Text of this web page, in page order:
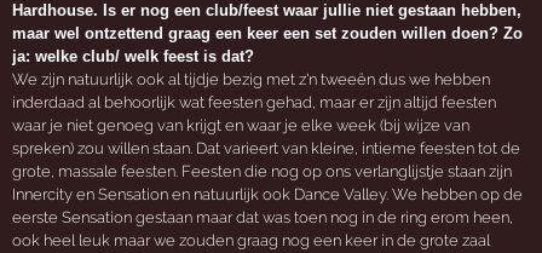
Hardhouse. Is er nog een club/feest waar jullie niet gestaan hebben,
maar wel ontzettend graag een keer een set zouden willen doen? Zo
ja: welke club/ welk feest is dat?
We zijn natuurlijk ook al tijdje bezig met z'n tweeën dus we hebben
inderdaad al behoorlijk wat feesten gehad, maar er zijn altijd feesten
waar je niet genoeg van krijgt en waar je elke week (bij wijze van
spreken) zou willen staan. Dat varieert van kleine, intieme feesten tot de
grote, massale feesten. Feesten die nog op ons verlanglijstje staan zijn
Innercity en Sensation en natuurlijk ook Dance Valley. We hebben op de
eerste Sensation gestaan maar dat was toen nog in de ring erom heen,
ook heel leuk maar we zouden graag nog een keer in de grote zaal